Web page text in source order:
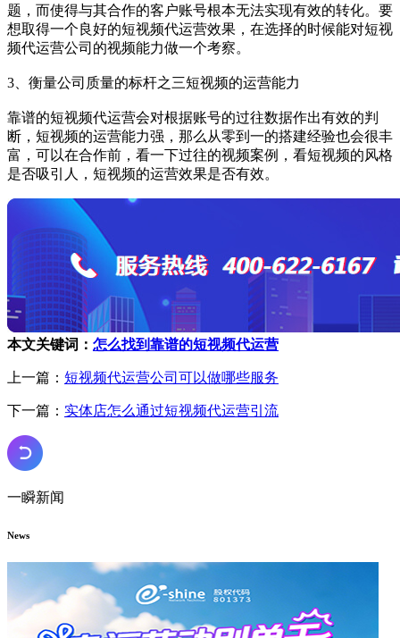
题，而使得与其合作的客户账号根本无法实现有效的转化。要
想取得一个良好的短视频代运营效果，在选择的时候能对短视
频代运营公司的视频能力做一个考察。
3、衡量公司质量的标杆之三短视频的运营能力
靠谱的短视频代运营会对根据账号的过往数据作出有效的判
断，短视频的运营能力强，那么从零到一的搭建经验也会很丰
富，可以在合作前，看一下过往的视频案例，看短视频的风格
是否吸引人，短视频的运营效果是否有效。
本文关键词： 怎么找到靠谱的短视频代运营
上一篇： 短视频代运营公司可以做哪些服务
下一篇： 实体店怎么通过短视频代运营引流
一瞬新闻
News